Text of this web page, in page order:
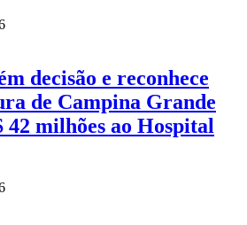
decisão e reconhece
de Campina Grande
42 milhões ao Hospital